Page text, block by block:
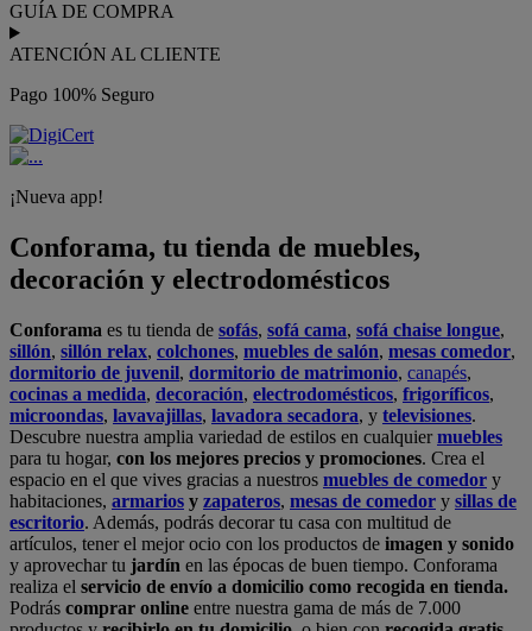
GUÍA DE COMPRA
ATENCIÓN AL CLIENTE
Pago 100% Seguro
¡Nueva app!
Conforama, tu tienda de muebles,
decoración y electrodomésticos
Conforama es tu tienda de sofás, sofá cama, sofá chaise longue,
sillón, sillón relax, colchones, muebles de salón, mesas comedor,
dormitorio de juvenil, dormitorio de matrimonio, canapés,
cocinas a medida, decoración, electrodomésticos, frigoríficos,
microondas, lavavajillas, lavadora secadora, y televisiones.
Descubre nuestra amplia variedad de estilos en cualquiermuebles
para tu hogar, con los mejores precios y promociones. Crea el
espacio en el que vives gracias a nuestros muebles de comedor y
habitaciones, armarios y zapateros, mesas de comedor y sillas de
escritorio. Además, podrás decorar tu casa con multitud de
artículos, tener el mejor ocio con los productos de imagen y sonido
y aprovechar tu jardín en las épocas de buen tiempo. Conforama
realiza el servicio de envío a domicilio como recogida en tienda.
Podrás comprar online entre nuestra gama de más de 7.000